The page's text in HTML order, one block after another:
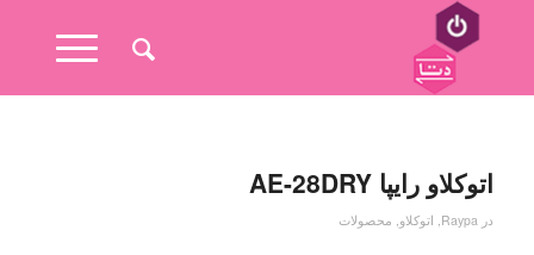
اتوکلاو رایپا AE-28DRY
در Raypa
, اتوکلاو, محصولات